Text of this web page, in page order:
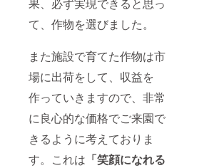
て、作物を選びました。
また施設で育てた作物は市
場に出荷をして、収益を
作っていきますので、非常
に良心的な価格でご来園で
きるように考えておりま
す。これは 「笑顔になれる